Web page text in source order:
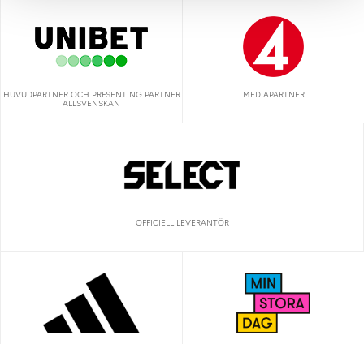
HUVUDPARTNER OCH PRESENTING PARTNER
ALLSVENSKAN
MEDIAPARTNER
OFFICIELL LEVERANTÖR